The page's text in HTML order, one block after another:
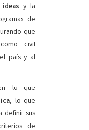
y la
de
que
civil
país y al
lo que
, lo que
definir sus
de